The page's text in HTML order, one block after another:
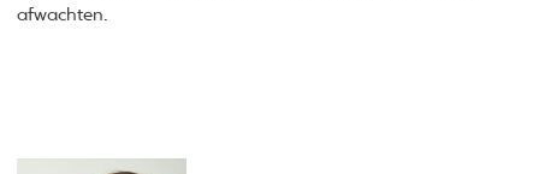
afwachten.